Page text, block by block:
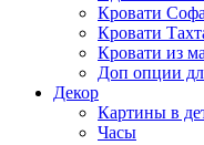
Кровати Софа
Кровати
Кровати из
Доп опции
Декор
Картины в
Часы